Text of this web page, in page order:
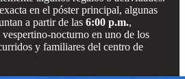
en el póster principal, algunas
a partir de las 6:00 p.m.,
nocturno en uno de los
y familiares del centro de